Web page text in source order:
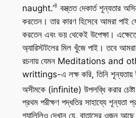
naught.’৪ বস্ত্তত দেকার্ত শূন্যতার
করতেন। তার কারণ হিসেবে আমরা পাই
করতেন এবং ভয় থেকেই উপেক্ষা।
অ্যারিস্টটলের মিল খুঁজে পাই। তবে আমরা
রচনায় যেমন Meditations and
writtings-এ লক্ষ করি, তিনি
অসীমকে (infinite) উপলব্ধি করার
প্রথম পরীক্ষণ পদ্ধতির সাহায্যে শূন্যতা
গ্যালিলিও দেখান যে, বাতাসের ওজন